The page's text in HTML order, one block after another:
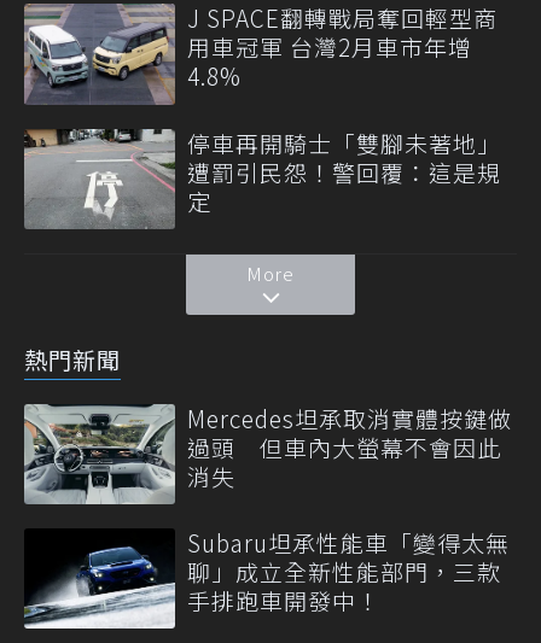
J SPACE翻轉戰局奪回輕型商
用車冠軍 台灣2月車市年增
4.8%
停車再開騎士「雙腳未著地」
遭罰引民怨！警回覆：這是規
定
More
熱門新聞
Mercedes坦承取消實體按鍵做
過頭 但車內大螢幕不會因此
消失
Subaru坦承性能車「變得太無
聊」成立全新性能部門，三款
手排跑車開發中！